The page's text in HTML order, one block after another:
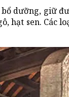
bổ dưỡng, giữ
hạt sen.